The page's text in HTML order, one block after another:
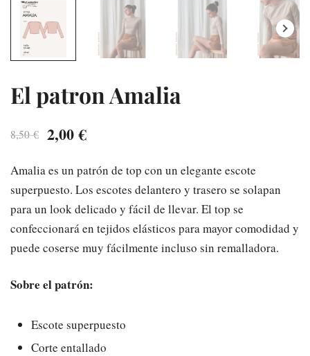
El patron Amalia
8,50€ El
original
era:
8,50 €.
2,00€El
actual
es:
2,00 €.
Amalia es un patrón de top con un elegante escote
superpuesto. Los escotes delantero y trasero se solapan
para un look delicado y fácil de llevar. El top se
confeccionará en tejidos elásticos para mayor comodidad y
puede coserse muy fácilmente incluso sin remalladora.
Sobre el patrón:
Escote superpuesto
Corte entallado